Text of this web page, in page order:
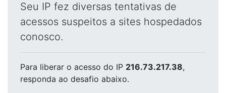
Seu IP fez diversas tentativas de
acessos suspeitos a sites hospedados
conosco.
Para liberar o acesso do IP 216.73.217.38,
responda ao desafio abaixo.